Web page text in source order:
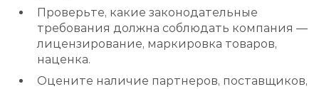
Проверьте, какие законодательные
требования должна соблюдать компания —
лицензирование, маркировка товаров,
наценка.
Оцените наличие партнеров, поставщиков,